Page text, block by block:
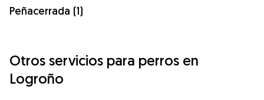
Peñacerrada (1)
Otros servicios para perros en
Logroño